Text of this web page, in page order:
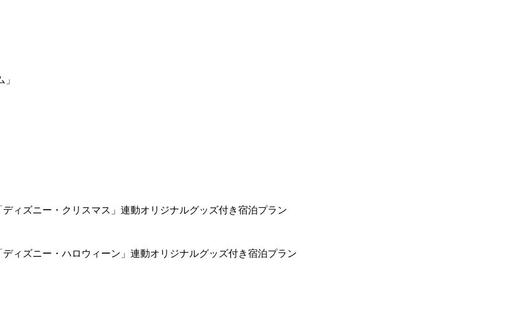
ィズニー・クリスマス」連動オリジナルグッズ付き宿泊プラン
ィズニー・ハロウィーン」連動オリジナルグッズ付き宿泊プラン